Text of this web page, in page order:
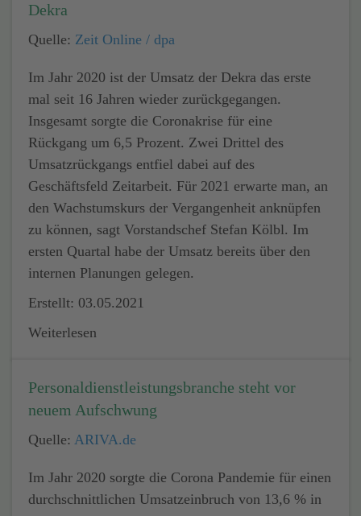
Dekra
Quelle: Zeit Online / dpa
Im Jahr 2020 ist der Umsatz der Dekra das erste
mal seit 16 Jahren wieder zurückgegangen.
Insgesamt sorgte die Coronakrise für eine
Rückgang um 6,5 Prozent. Zwei Drittel des
Umsatzrückgangs entfiel dabei auf des
Geschäftsfeld Zeitarbeit. Für 2021 erwarte man, an
den Wachstumskurs der Vergangenheit anknüpfen
zu können, sagt Vorstandschef Stefan Kölbl. Im
ersten Quartal habe der Umsatz bereits über den
internen Planungen gelegen.
Erstellt: 03.05.2021
Weiterlesen
Personaldienstleistungsbranche steht vor
neuem Aufschwung
Quelle: ARIVA.de
Im Jahr 2020 sorgte die Corona Pandemie für einen
durchschnittlichen Umsatzeinbruch von 13,6 % in